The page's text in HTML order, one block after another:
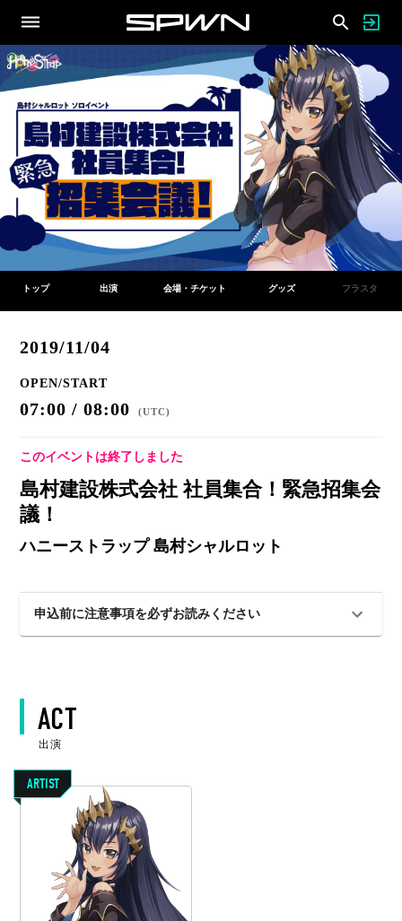
トップ 出演 会場・チケット グッズ フラスタ
2019/11/04
OPEN/START
07:00 / 08:00 (UTC)
このイベントは終了しました
島村建設株式会社 社員集合！緊急招集会
議！
ハニーストラップ 島村シャルロット
申込前に注意事項を必ずお読みください
ACT
出演
ARTIST